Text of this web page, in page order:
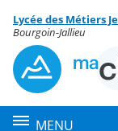
Menu de la
Contenu
Lycée des Métiers
Bourgoin-Jallieu
MENU